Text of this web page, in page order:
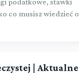
podatkowe, stawki
co musisz wiedzieć o
| Aktualne